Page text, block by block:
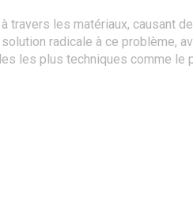
travers les matériaux, causant
radicale à ce problème,
les plus techniques comme le